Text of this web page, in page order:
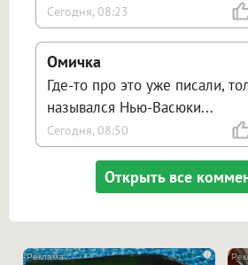
Сегодня, 08:23
Омичка
Где-то про это уже писали,
назывался Нью-Васюки...
Сегодня, 08:50
Открыть все
i